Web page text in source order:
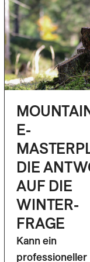
E-
DIE
AUF DIE
WINTER-
FRAGE
Kann ein
professioneller